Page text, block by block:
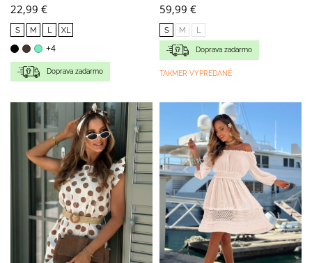
22,99 €
S M L XL
+4
Doprava zadarmo
59,99 €
S M L
Doprava zadarmo
TAKMER VYPREDANÉ